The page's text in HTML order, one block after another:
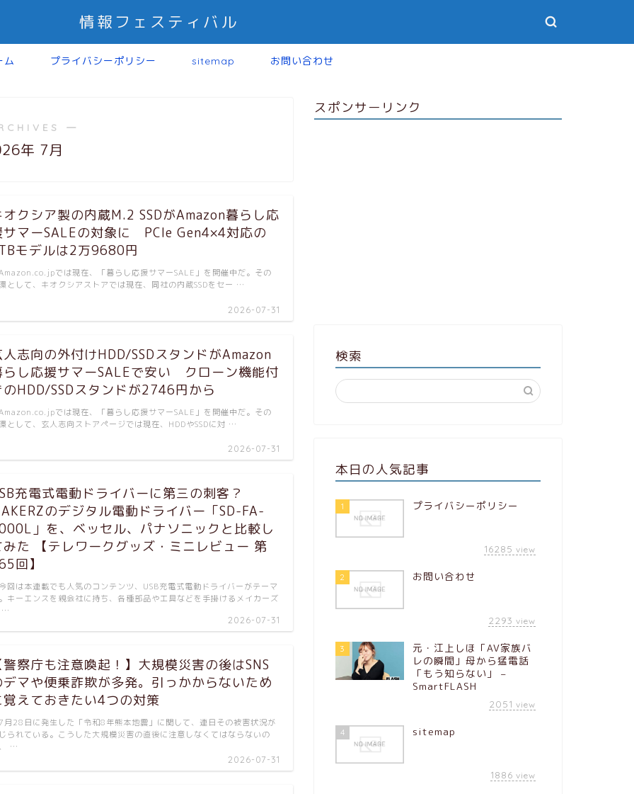
情報フェスティバル
ム プライバシーポリシー sitemap お問い合わせ
―
年 7月
オクシア製の内蔵M.2 SSDがAmazon暮らし応
サマーSALEの対象に PCIe Gen4×4対応の
モデルは2万9680円
2026-07-31
では現在、「暮らし応援サマーSALE」を開催中だ。その
として、キオクシアストアでは現在、同社の内蔵SSDをセー …
人志向の外付けHDD/SSDスタンドがAmazon
らし応援サマーSALEで安い クローン機能付
のHDD/SSDスタンドが2746円から
2026-07-31
では現在、「暮らし応援サマーSALE」を開催中だ。その
として、玄人志向ストアページでは現在、HDDやSSDに対 …
充電式電動ドライバーに第三の刺客？
のデジタル電動ドライバー「SD-FA-
」を、ベッセル、パナソニックと比較し
みた 【テレワークグッズ・ミニレビュー 第
回】
2026-07-31
は本連載でも人気のコンテンツ、USB充電式電動ドライバーがテーマ
キーエンスを親会社に持ち、各種部品や工具などを手掛けるメイカーズ
…
警察庁も注意喚起！】大規模災害の後はSNS
デマや便乗詐欺が多発。引っかからないため
覚えておきたい4つの対策
2026-07-31
28日に発生した「令和8年熊本地震」に関して、連日その被害状況が
られている。こうした大規模災害の直後に注意しなくてはならないの
…
スポンサーリンク
検索
本日の人気記事
1 プライバシーポリシー
16285 view
2 お問い合わせ
2293 view
3
元・江上しほ「AV家族バ
レの瞬間」母から猛電話
「もう知らない」 –
SmartFLASH
2051 view
4 sitemap
1886 view